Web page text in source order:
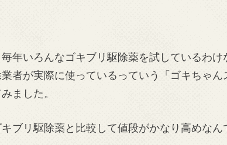
年いろんなゴキブリ駆除薬を試しているわ
者が実際に使っているっていう「ゴキちゃ
ました。
ブリ駆除薬と比較して値段がかなり高めな